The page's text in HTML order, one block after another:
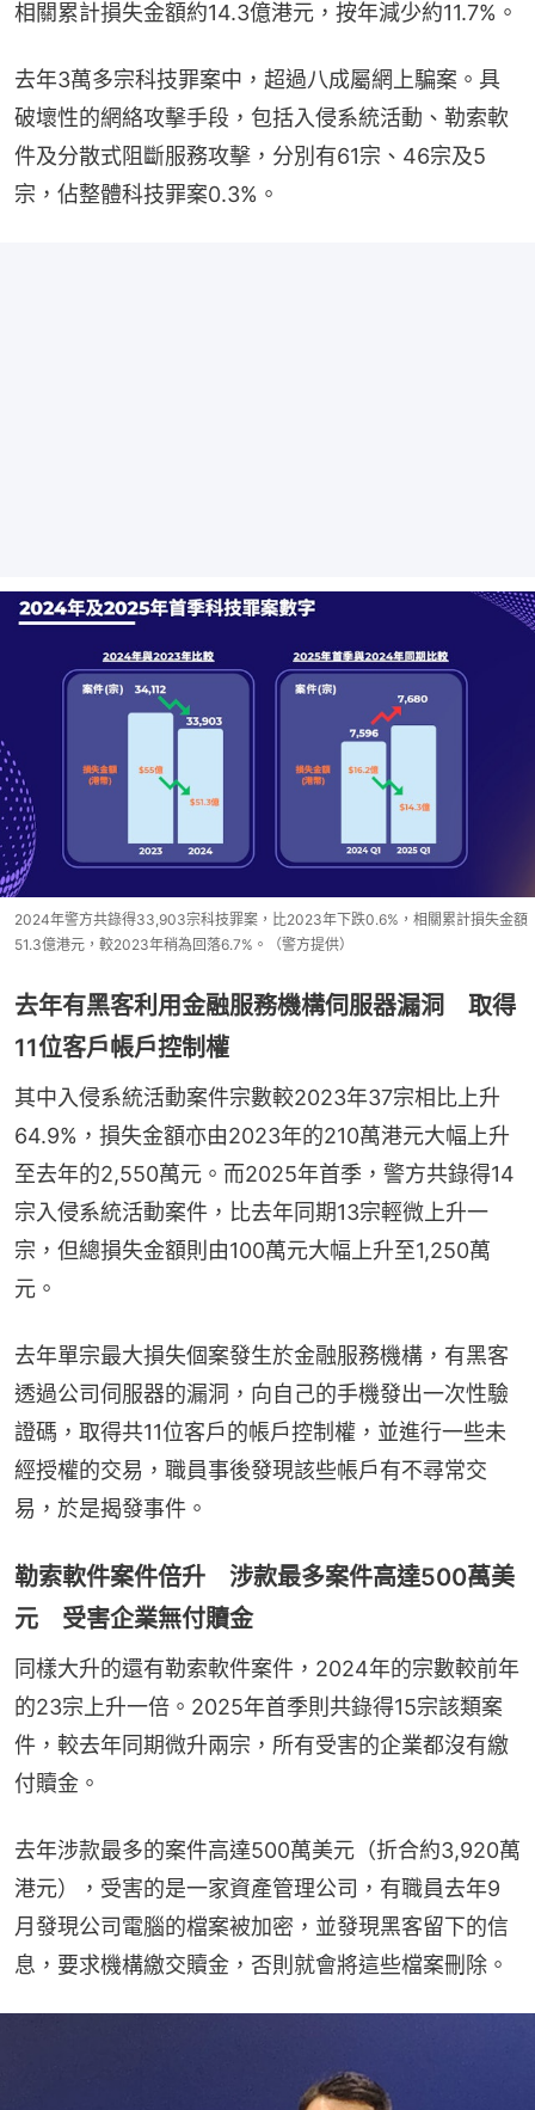
相關累計損失金額約14.3億港元，按年減少約11.7%。
去年3萬多宗科技罪案中，超過八成屬網上騙案。具
破壞性的網絡攻擊手段，包括入侵系統活動、勒索軟
件及分散式阻斷服務攻擊，分別有61宗、46宗及5
宗，佔整體科技罪案0.3%。
2024年警方共錄得33,903宗科技罪案，比2023年下跌0.6%，相關累計損失金額
51.3億港元，較2023年稍為回落6.7%。（警方提供）
去年有黑客利用金融服務機構伺服器漏洞 取得
11位客戶帳戶控制權
其中入侵系統活動案件宗數較2023年37宗相比上升
64.9%，損失金額亦由2023年的210萬港元大幅上升
至去年的2,550萬元。而2025年首季，警方共錄得14
宗入侵系統活動案件，比去年同期13宗輕微上升一
宗，但總損失金額則由100萬元大幅上升至1,250萬
元。
去年單宗最大損失個案發生於金融服務機構，有黑客
透過公司伺服器的漏洞，向自己的手機發出一次性驗
證碼，取得共11位客戶的帳戶控制權，並進行一些未
經授權的交易，職員事後發現該些帳戶有不尋常交
易，於是揭發事件。
勒索軟件案件倍升 涉款最多案件高達500萬美
元 受害企業無付贖金
同樣大升的還有勒索軟件案件，2024年的宗數較前年
的23宗上升一倍。2025年首季則共錄得15宗該類案
件，較去年同期微升兩宗，所有受害的企業都沒有繳
付贖金。
去年涉款最多的案件高達500萬美元（折合約3,920萬
港元），受害的是一家資產管理公司，有職員去年9
月發現公司電腦的檔案被加密，並發現黑客留下的信
息，要求機構繳交贖金，否則就會將這些檔案刪除。